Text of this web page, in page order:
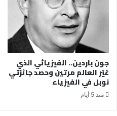
جون باردين.. الفيزيائي الذي
غيّر العالم مرتين وحصد جائزتي
نوبل في الفيزياء
منذ 5 أيام